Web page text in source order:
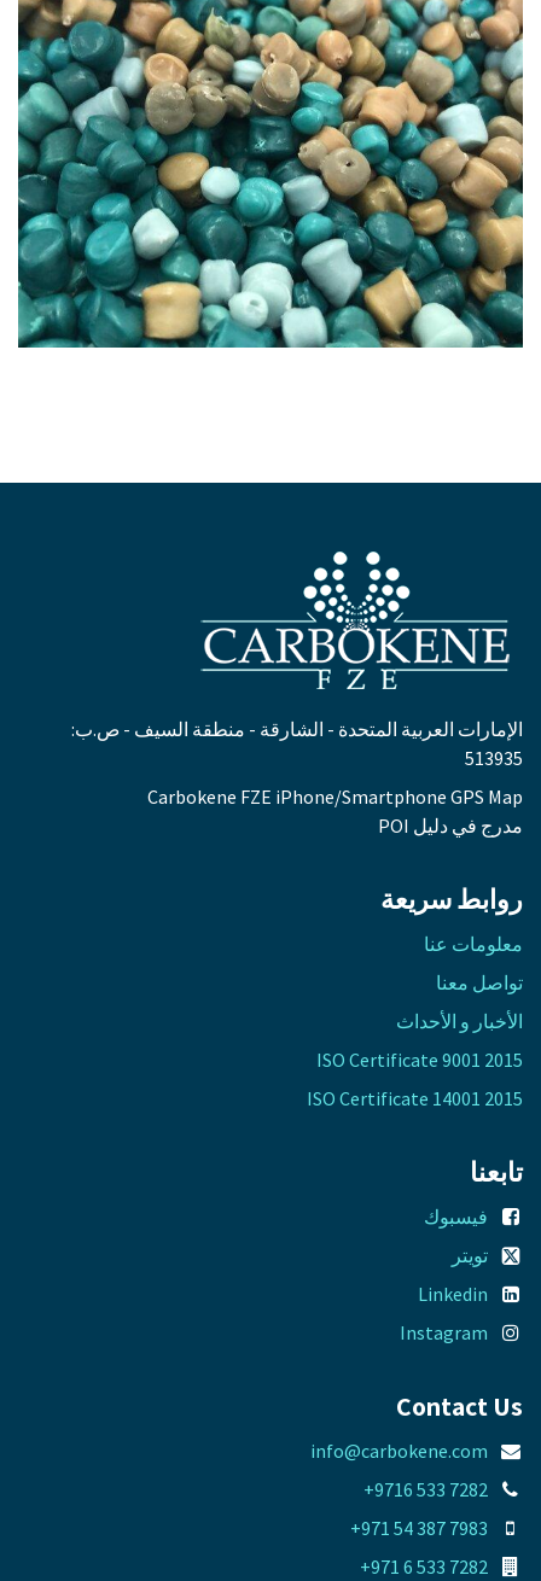
الإمارات العربية المتحدة - الشارقة - منطقة السيف - ص.ب:
513935
Carbokene FZE iPhone/Smartphone GPS Map
مدرج في دليل POI
روابط سريعة
معلومات عنا​
تواصل معنا​
الأخبار و الأحداث
ISO Certificate 9001 2015
ISO Certificate 14001 2015
تابعنا
فيسبوك
تويتر
Linkedin
Instagram
Contact Us
info@carbokene.com
+9716 533 7282
+971 54 387 7983
+971 6 533 7282